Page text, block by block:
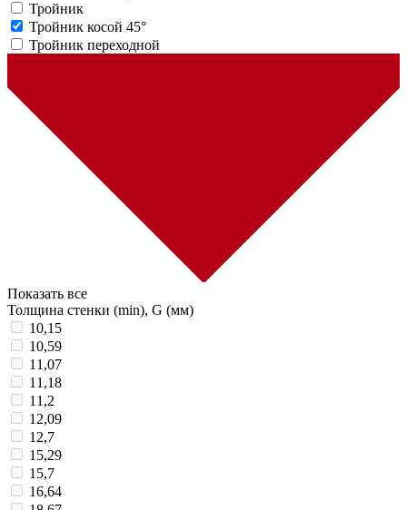
Тройник
Тройник косой 45°
Тройник переходной
Показать все
Толщина стенки (min), G (мм)
10,15
10,59
11,07
11,18
11,2
12,09
12,7
15,29
15,7
16,64